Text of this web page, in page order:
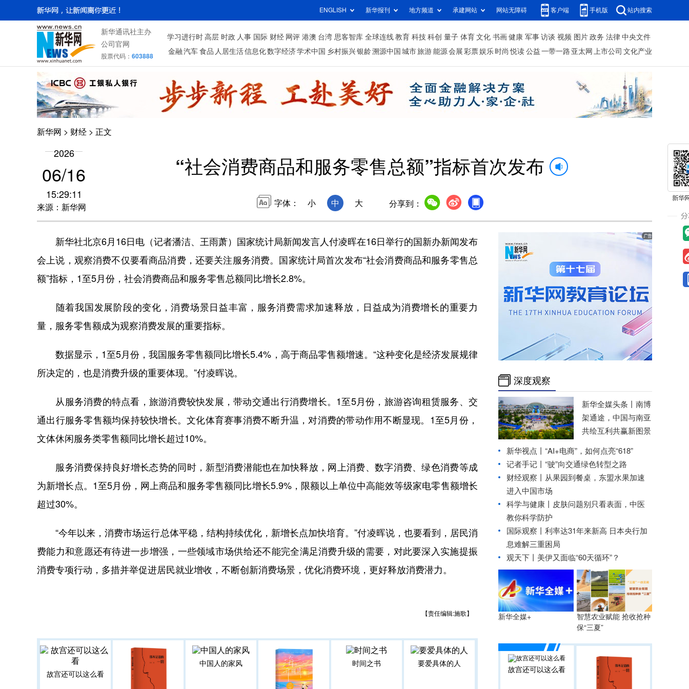
ENGLISH 新华报刊 地方频道 承建网站 网站无障碍 客户端 手机版 站内搜索
新华通讯社主办
公司官网
股票代码： 603888
学习进行时 高层 时政 人事 国际 财经 网评 港澳 台湾 思客智库 全球连线 教育 科技 科创 量子 体育 文化 书画 健康 军事 访谈 视频 图片 政务 法律 中央文件
金融 汽车 食品 人居生活信息化数字经济学术中国 乡村振兴银龄溯源中国 城市旅游 能源 会展 彩票娱乐 时尚 悦读 公益 一带一路 亚太网 上市公司 文化产业
新华网 > 财经 > 正文
2026
06/16
15:29:11
来源：新华网
“社会消费商品和服务零售总额”指标首次发布
字体： 小 中 大 分享到：
新华社北京6月16日电（记者潘洁、王雨萧）国家统计局新闻发言人付凌晖在16日举行的国新办新闻发布
会上说，观察消费不仅要看商品消费，还要关注服务消费。国家统计局首次发布“社会消费商品和服务零售总
额”指标，1至5月份，社会消费商品和服务零售总额同比增长2.8%。
随着我国发展阶段的变化，消费场景日益丰富，服务消费需求加速释放，日益成为消费增长的重要力
量，服务零售额成为观察消费发展的重要指标。
数据显示，1至5月份，我国服务零售额同比增长5.4%，高于商品零售额增速。“这种变化是经济发展规律
所决定的，也是消费升级的重要体现。”付凌晖说。
从服务消费的特点看，旅游消费较快发展，带动交通出行消费增长。1至5月份，旅游咨询租赁服务、交
通出行服务零售额均保持较快增长。文化体育赛事消费不断升温，对消费的带动作用不断显现。1至5月份，
文体休闲服务类零售额同比增长超过10%。
服务消费保持良好增长态势的同时，新型消费潜能也在加快释放，网上消费、数字消费、绿色消费等成
为新增长点。1至5月份，网上商品和服务零售额同比增长5.9%，限额以上单位中高能效等级家电零售额增长
超过30%。
“今年以来，消费市场运行总体平稳，结构持续优化，新增长点加快培育。”付凌晖说，也要看到，居民消
费能力和意愿还有待进一步增强，一些领域市场供给还不能完全满足消费升级的需要，对此要深入实施提振
消费专项行动，多措并举促进居民就业增收，不断创新消费场景，优化消费环境，更好释放消费潜力。
【责任编辑:施歌】
故宫还可以这么看
中国人的家风 时间之书 要爱具体的人
深度观察
新华全媒头条丨 南博
架通途，中国与南亚
共绘互利共赢新图景
新华视点丨 “AI+电商”，如何点亮“618”
记者手记丨“驶”向交通绿色转型之路
财经观察丨
从果园到餐桌，东盟水果加速
进入中国市场
科学与健康丨皮肤问题别只看表面，中医
教你科学防护
国际观察丨 利率达31年来新高 日本央行加
息难解三重困局
观天下丨美伊又面临“60天循环”？
新华全媒+
智慧农业赋能 抢收抢种
保“三夏”
故宫还可以这么看